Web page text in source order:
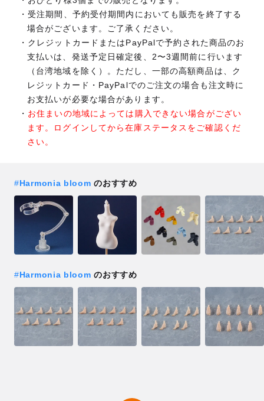
受注期間、予約受付期間内においても販売を終了する
場合がございます。ご了承ください。
クレジットカードまたはPayPalで予約された商品のお
支払いは、発送予定日確定後、2〜3週間前に行います
（台湾地域を除く）。ただし、一部の高額商品は、ク
レジットカード・PayPalでのご注文の場合も注文時に
お支払いが必要な場合があります。
お住まいの地域によっては購入できない場合がござい
ます。ログインしてから在庫ステータスをご確認くだ
さい。
#Harmonia bloom のおすすめ
#Harmonia bloomのおすすめ